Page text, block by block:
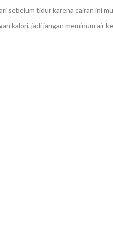
sebelum tidur karena cairan ini
kalori, jadi jangan meminum air